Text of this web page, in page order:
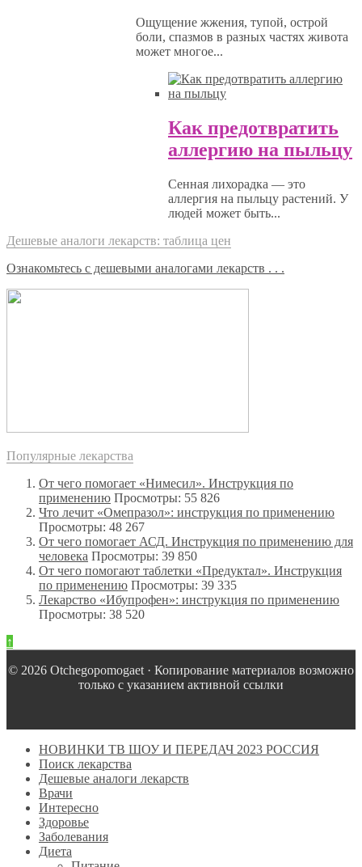
Ощущение жжения, тупой, острой
боли, спазмов в разных частях живота
может многое...
Как предотвратить
аллергию на пыльцу
Сенная лихорадка — это
аллергия на пыльцу растений. У
людей может быть...
Дешевые аналоги лекарств: таблица цен
Ознакомьтесь с дешевыми аналогами лекарств . . .
Популярные лекарства
От чего помогает «Нимесил». Инструкция по
применению Просмотры: 55 826
Что лечит «Омепразол»: инструкция по применению
Просмотры: 48 267
От чего помогает АСД. Инструкция по применению для
человека Просмотры: 39 850
От чего помогают таблетки «Предуктал». Инструкция
по применению Просмотры: 39 335
Лекарство «Ибупрофен»: инструкция по применению
Просмотры: 38 520
↑
© 2026 Оtchegopomogaet · Копирование материалов возможно
только с указанием активной ссылки
НОВИНКИ ТВ ШОУ И ПЕРЕДАЧ 2023 РОССИЯ
Поиск лекарства
Дешевые аналоги лекарств
Врачи
Интересно
Здоровье
Заболевания
Диета